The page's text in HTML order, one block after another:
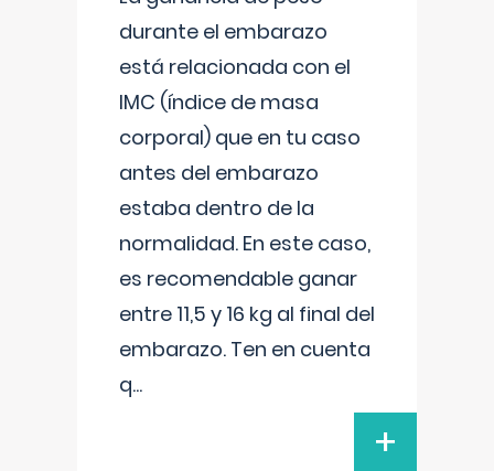
durante el embarazo
está relacionada con el
IMC (índice de masa
corporal) que en tu caso
antes del embarazo
estaba dentro de la
normalidad. En este caso,
es recomendable ganar
entre 11,5 y 16 kg al final del
embarazo. Ten en cuenta
q...
+